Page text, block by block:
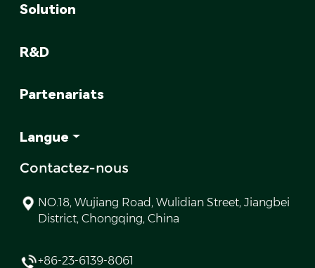
Solution
R&D
Partenariats
Langue
Contactez-nous
NO.18, Wujiang Road, Wulidian Street, Jiangbei
District, Chongqing, China
+86-23-6139-8061